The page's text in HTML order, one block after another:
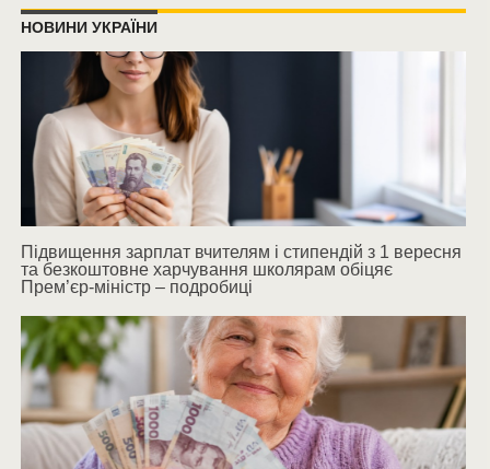
НОВИНИ УКРАЇНИ
Підвищення зарплат вчителям і стипендій з 1 вересня
та безкоштовне харчування школярам обіцяє
Прем’єр-міністр – подробиці